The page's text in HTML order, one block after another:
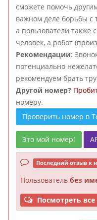
сможете помочь
важном деле борьбы
а пользователи также
человек, а робот
Рекомендации:
потенциально
рекомендуем брать
Другой номер?
номеру.
Проверить номер в
Это мой номер!
Последний отзыв к
Пользователь без
Посмотреть